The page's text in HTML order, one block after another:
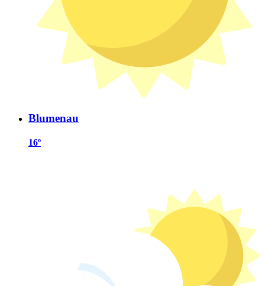
Blumenau
16º